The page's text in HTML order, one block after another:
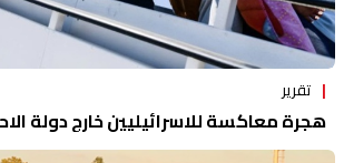
تقرير
هجرة معاكسة للاسرائيليين خارج دولة